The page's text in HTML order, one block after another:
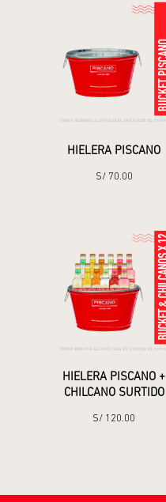
HIELERA PISCANO
S/70.00
HIELERA PISCANO +
CHILCANO SURTIDO
S/ 120.00